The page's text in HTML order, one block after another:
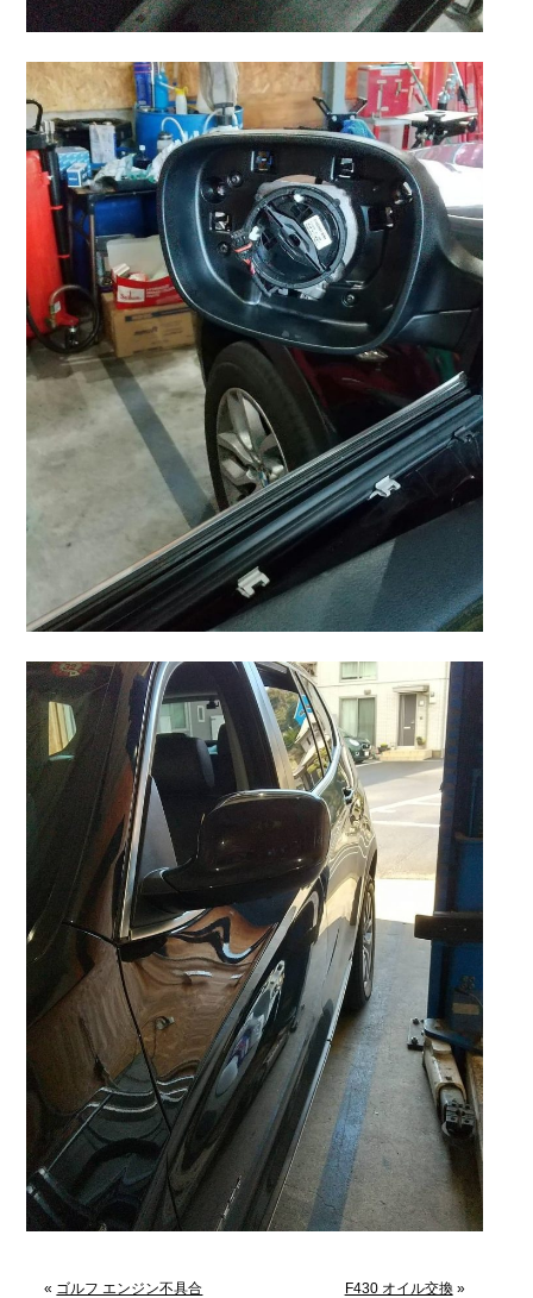
« ゴルフ エンジン不具合 F430 オイル交換»